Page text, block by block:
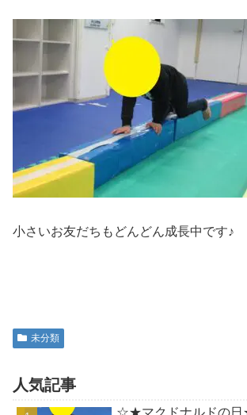
小さいお友だちもどんどん成長中です♪
未分類
人気記事